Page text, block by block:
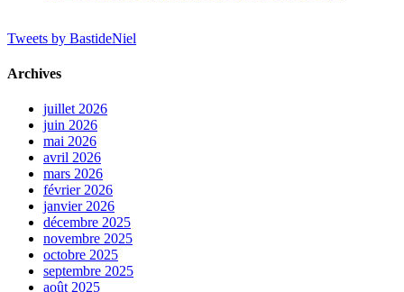
Tweets by BastideNiel
Archives
juillet 2026
juin 2026
mai 2026
avril 2026
mars 2026
février 2026
janvier 2026
décembre 2025
novembre 2025
octobre 2025
septembre 2025
août 2025